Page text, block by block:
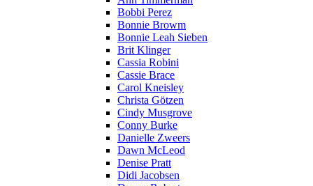
Bobbi Perez
Bonnie Browm
Bonnie Leah Sieben
Brit Klinger
Cassia Robini
Cassie Brace
Carol Kneisley
Christa Götzen
Cindy Musgrove
Conny Burke
Danielle Zweers
Dawn McLeod
Denise Pratt
Didi Jacobsen